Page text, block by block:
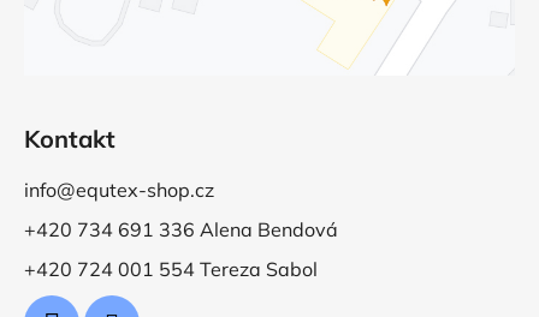
Kontakt
info@equtex-shop.cz
+420 734 691 336 Alena Bendová
+420 724 001 554 Tereza Sabol